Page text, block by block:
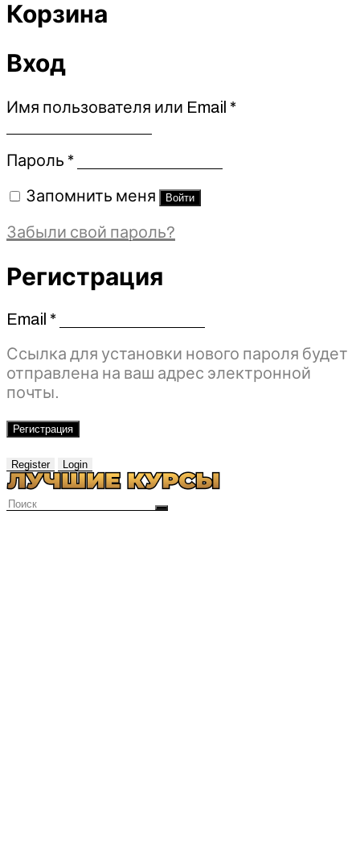
Корзина
Вход
Имя пользователя или Email *Обязательно
Пароль *Обязательно
Запомнить меня Войти
Забыли свой пароль?
Регистрация
Email *Обязательно
Ссылка для установки нового пароля будет
отправлена ​​на ваш адрес электронной
почты.
Регистрация
Register Login